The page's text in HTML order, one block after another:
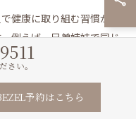
健康に取り組む習慣が自
例えば、兄弟姉妹で同じ
法を学んだりと、家庭内
での安心感があるため、
ます。
さい。
予約はこちら